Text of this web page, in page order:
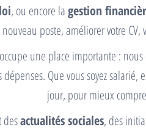
, ou encore lagestion
nouveau poste, améliorer votre
une place importante : nous
Que vous soyez
jour, pour mieux
desactualités sociales, des